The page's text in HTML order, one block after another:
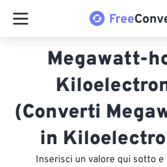
Megawatt-
(Converti
in
Inserisci un valore qui sotto